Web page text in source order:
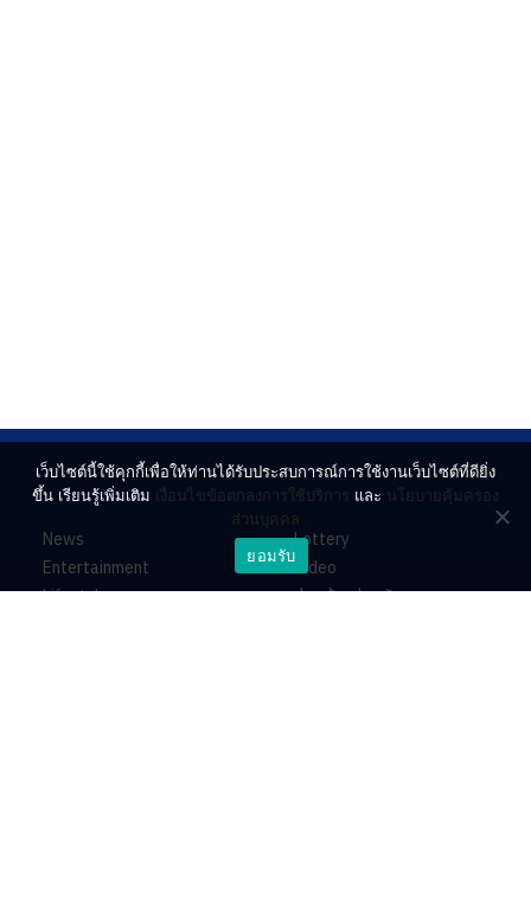
News
Entertainment
Lifestyle
Lottery
Video
ร่วมด้วยช่วยกัน
เว็บไซต์นี้ใช้คุกกี้เพื่อให้ท่านได้รับประสบการณ์การใช้งานเว็บไซต์ที่ดียิ่ง
ขึ้น เรียนรู้เพิ่มเติม เงื่อนไขข้อตกลงการใช้บริการ และ นโยบายคุ้มครอง
ส่วนบุคคล
ยอมรับ